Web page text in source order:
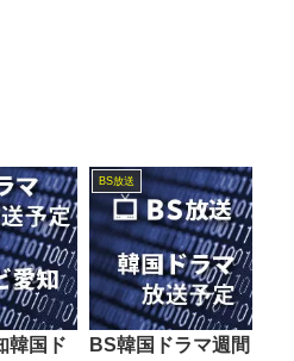
韓国ド
BS放送
BS韓国ドラマ週間